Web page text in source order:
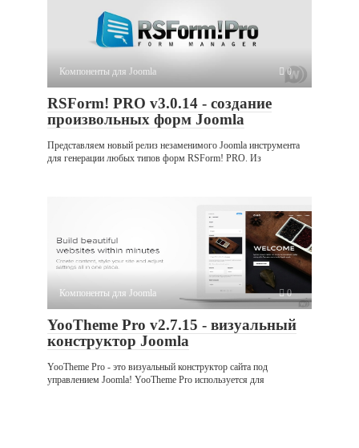
Компоненты для Joomla 0
RSForm! PRO v3.0.14 - создание
произвольных форм Joomla
Представляем новый релиз незаменимого Joomla инструмента
для генерации любых типов форм RSForm! PRO. Из
Компоненты для Joomla 0
YooTheme Pro v2.7.15 - визуальный
конструктор Joomla
YooTheme Pro - это визуальный конструктор сайта под
управлением Joomla! YooTheme Pro используется для